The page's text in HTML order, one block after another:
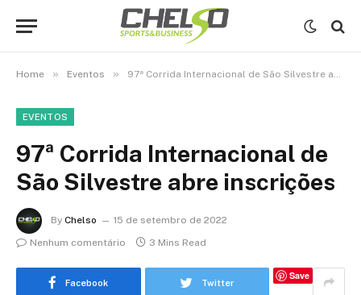
Home » Eventos » 97ª Corrida Internacional de São Silvestre abre inscrições
EVENTOS
97ª Corrida Internacional de
São Silvestre abre inscrições
By Chelso
15 de setembro de 2022
Nenhum comentário
3 Mins Read
Facebook Twitter
Save